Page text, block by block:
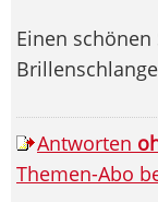
Einen
Brillenschlange
Antworten
Themen-Abo